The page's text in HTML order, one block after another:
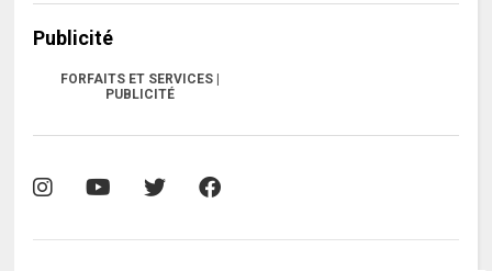
Publicité
FORFAITS ET SERVICES |
PUBLICITÉ